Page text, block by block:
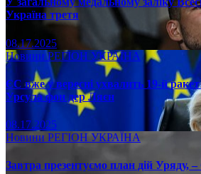
Україна третя
08.17.2025
НовиниРЕГІОН УКРАЇНА
ЄС вже у вересні ухвалить 19-й
Урсула фон дер Ляєн
08.17.2025
Новини РЕГІОН УКРАЇНА
Завтра презентуємо план дій Уряду,